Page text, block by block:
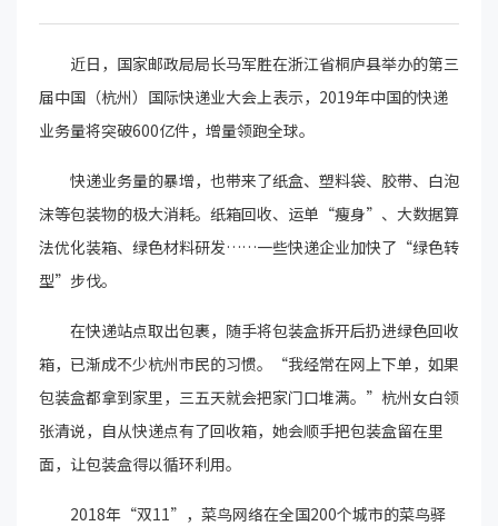
近日，国家邮政局局长马军胜在浙江省桐庐县举办的第三
届中国（杭州）国际快递业大会上表示，2019年中国的快递
业务量将突破600亿件，增量领跑全球。
快递业务量的暴增，也带来了纸盒、塑料袋、胶带、白泡
沫等包装物的极大消耗。纸箱回收、运单“瘦身”、大数据算
法优化装箱、绿色材料研发……一些快递企业加快了“绿色转
型”步伐。
在快递站点取出包裹，随手将包装盒拆开后扔进绿色回收
箱，已渐成不少杭州市民的习惯。“我经常在网上下单，如果
包装盒都拿到家里，三五天就会把家门口堆满。”杭州女白领
张清说，自从快递点有了回收箱，她会顺手把包装盒留在里
面，让包装盒得以循环利用。
2018年“双11”，菜鸟网络在全国200个城市的菜鸟驿